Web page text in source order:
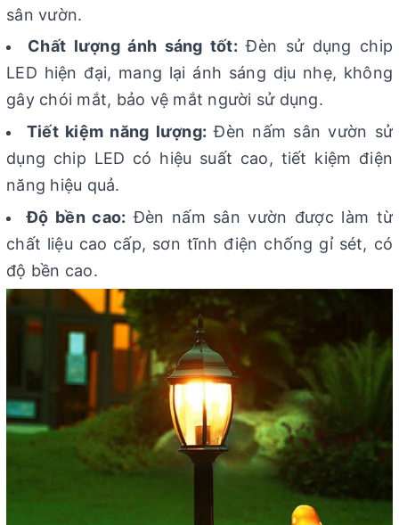
sân vườn.
Chất lượng ánh sáng tốt: Đèn sử dụng chip
LED hiện đại, mang lại ánh sáng dịu nhẹ, không
gây chói mắt, bảo vệ mắt người sử dụng.
Tiết kiệm năng lượng: Đèn nấm sân vườn sử
dụng chip LED có hiệu suất cao, tiết kiệm điện
năng hiệu quả.
Độ bền cao: Đèn nấm sân vườn được làm từ
chất liệu cao cấp, sơn tĩnh điện chống gỉ sét, có
độ bền cao.